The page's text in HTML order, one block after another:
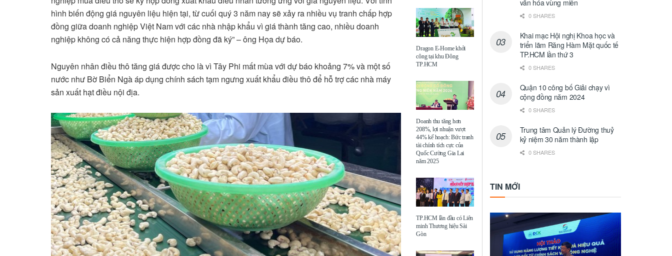
hình biến động giá nguyên liệu hiện tại, từ cuối quý 3 năm nay sẽ xảy ra nhiều vụ tranh chấp hợp
đồng giữa doanh nghiệp Việt Nam với các nhà nhập khẩu vì giá thành tăng cao, nhiều doanh
nghiệp không có cả năng thực hiện hợp đồng đã ký” – ông Họa dự báo.
Nguyên nhân điều thô tăng giá được cho là vì Tây Phi mất mùa với dự báo khoảng 7% và một số
nước như Bờ Biển Ngà áp dụng chính sách tạm ngưng xuất khẩu điều thô để hỗ trợ các nhà máy
sản xuất hạt điều nội địa.
Dragon E-Home khởi
công tại khu Đông
TP.HCM
Doanh thu tăng hơn
208%, lợi nhuận vượt
44% kế hoạch: Bức tranh
tài chính tích cực của
Quốc Cường Gia Lai
năm 2025
TP.HCM lần đầu có Liên
minh Thương hiệu Sài
Gòn
văn hóa vùng miền
0 SHARES
Khai mạc Hội nghị Khoa học và
triển lãm Răng Hàm Mặt quốc tế
TP.HCM lần thứ 3
0 SHARES
Quận 10 công bố Giải chạy vì
cộng đồng năm 2024
0 SHARES
Trung tâm Quản lý Đường thuỷ
kỷ niệm 30 năm thành lập
0 SHARES
TIN MỚI